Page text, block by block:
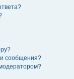
сообщения?